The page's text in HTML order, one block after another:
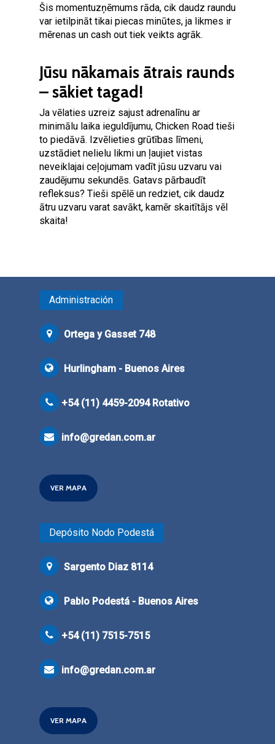
Šis momentuzņēmums rāda, cik daudz raundu
var ietilpināt tikai piecas minūtes, ja likmes ir
mērenas un cash out tiek veikts agrāk.
Jūsu nākamais ātrais raunds
– sākiet tagad!
Ja vēlaties uzreiz sajust adrenalīnu ar
minimālu laika ieguldījumu, Chicken Road tieši
to piedāvā. Izvēlieties grūtības līmeni,
uzstādiet nelielu likmi un ļaujiet vistas
neveiklajai ceļojumam vadīt jūsu uzvaru vai
zaudējumu sekundēs. Gatavs pārbaudīt
refleksus? Tieši spēlē un redziet, cik daudz
ātru uzvaru varat savākt, kamēr skaitītājs vēl
skaita!
Administración
Ortega y Gasset 748
Hurlingham - Buenos Aires
+54 (11) 4459-2094 Rotativo
info@gredan.com.ar
VER MAPA
Depósito Nodo Podestá
Sargento Diaz 8114
Pablo Podestá - Buenos Aires
+54 (11) 7515-7515
info@gredan.com.ar
VER MAPA